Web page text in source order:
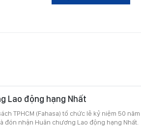
Lao động hạng Nhất
TPHCM (Fahasa) tổ chức lễ kỷ niệm 50 năm
đón nhận Huân chương Lao động hạng Nhất.